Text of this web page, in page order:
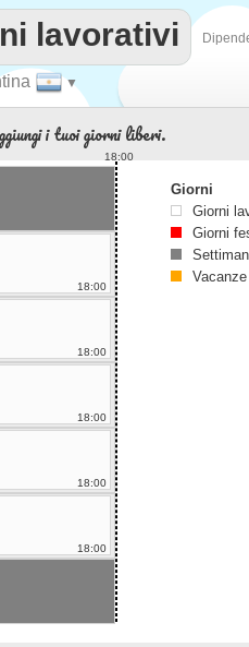
▼
lavorativi
i tuoi giorni liberi.
18:00
18:00
18:00
18:00
18:00
18:00
Giorni
Giorni
Giorni
Vacanze